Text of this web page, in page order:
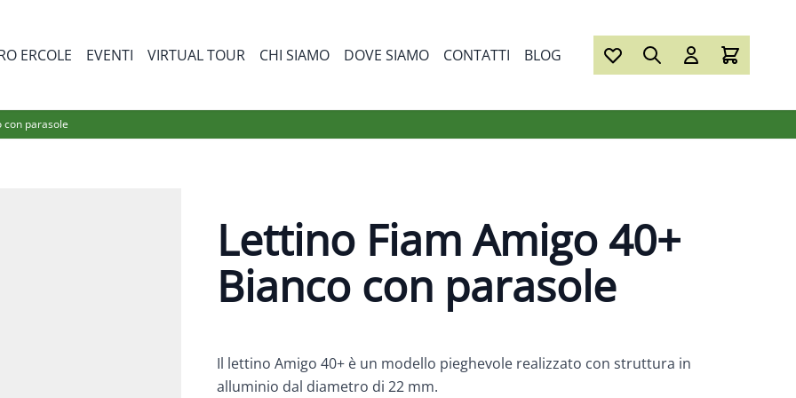
for Prodotti
ERCOLE EVENTI VIRTUAL TOUR CHI SIAMO DOVE SIAMO CONTATTI BLOG
con parasole
Lettino Fiam Amigo 40+
Bianco con parasole
Il lettino Amigo 40+ è un modello pieghevole realizzato con struttura in
alluminio dal diametro di 22 mm.